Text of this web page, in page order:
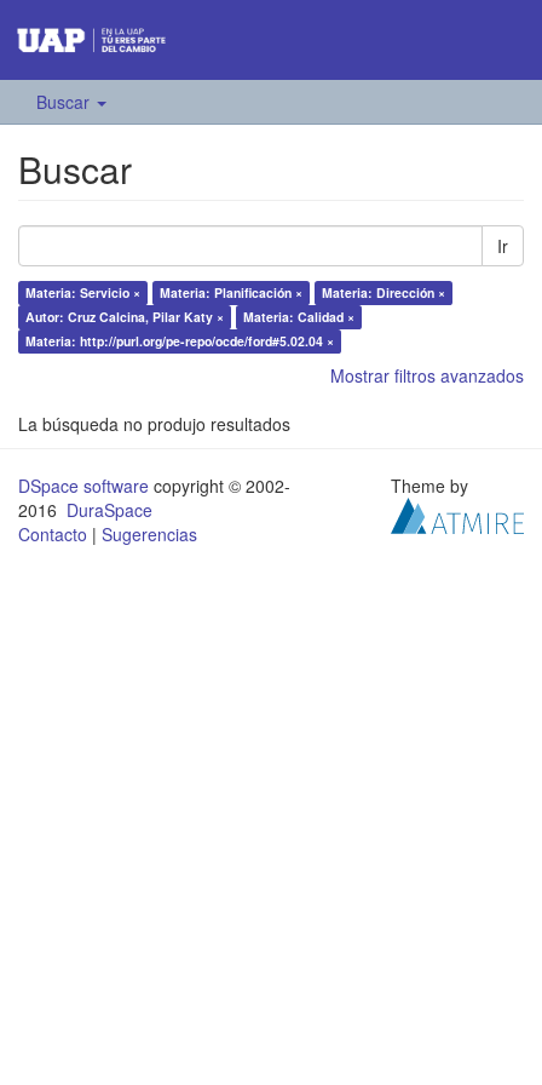
Buscar
Buscar
Ir
Materia: Servicio × Materia: Planificación ×
Materia: Dirección ×
Autor: Cruz Calcina, Pilar Katy ×
Materia: Calidad ×
Materia: http://purl.org/pe-repo/ocde/ford#5.02.04 ×
Mostrar filtros avanzados
La búsqueda no produjo resultados
DSpace software copyright © 2002-
2016 DuraSpace
Contacto | Sugerencias
Theme by